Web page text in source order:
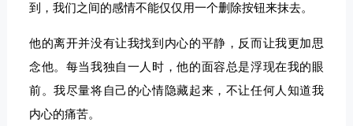
到，我们之间的感情不能仅仅用一个删除按钮来抹去。
他的离开并没有让我找到内心的平静，反而让我更加思
念他。每当我独自一人时，他的面容总是浮现在我的眼
前。我尽量将自己的心情隐藏起来，不让任何人知道我
内心的痛苦。